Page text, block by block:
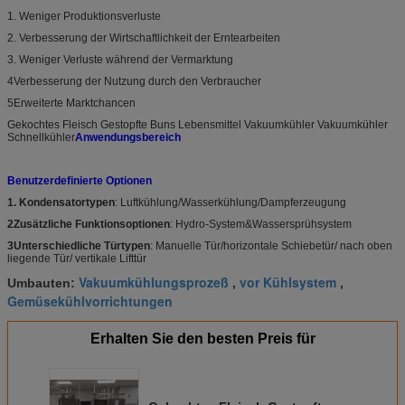
1. Weniger Produktionsverluste
2. Verbesserung der Wirtschaftlichkeit der Erntearbeiten
3. Weniger Verluste während der Vermarktung
4Verbesserung der Nutzung durch den Verbraucher
5Erweiterte Marktchancen
Gekochtes Fleisch Gestopfte Buns Lebensmittel Vakuumkühler Vakuumkühler
SchnellkühlerAnwendungsbereich
Benutzerdefinierte Optionen
1. Kondensatortypen: Luftkühlung/Wasserkühlung/Dampferzeugung
2Zusätzliche Funktionsoptionen: Hydro-System&Wassersprühsystem
3Unterschiedliche Türtypen: Manuelle Tür/horizontale Schiebetür/ nach oben
liegende Tür/ vertikale Lifttür
Umbauten: Vakuumkühlungsprozeß , vor Kühlsystem ,
Gemüsekühlvorrichtungen
Erhalten Sie den besten Preis für